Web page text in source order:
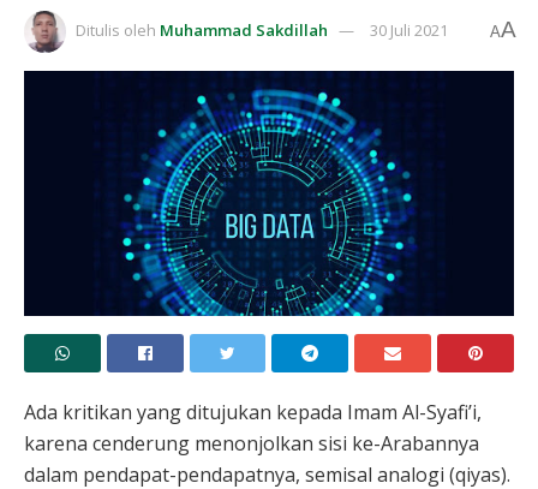
Ditulis oleh Muhammad Sakdillah 30 Juli 2021 AA
Ada kritikan yang ditujukan kepada Imam Al-Syafi’i,
karena cenderung menonjolkan sisi ke-Arabannya
dalam pendapat-pendapatnya, semisal analogi (qiyas).